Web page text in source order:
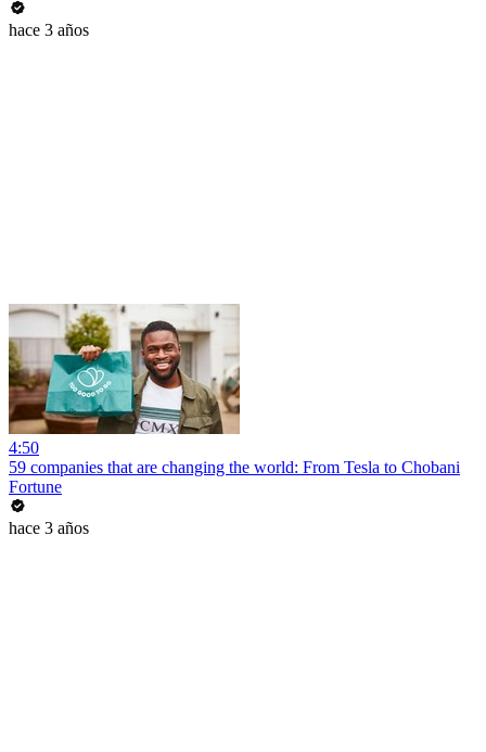
hace 3 años
4:50
59 companies that are changing the world: From Tesla to Chobani
Fortune
hace 3 años